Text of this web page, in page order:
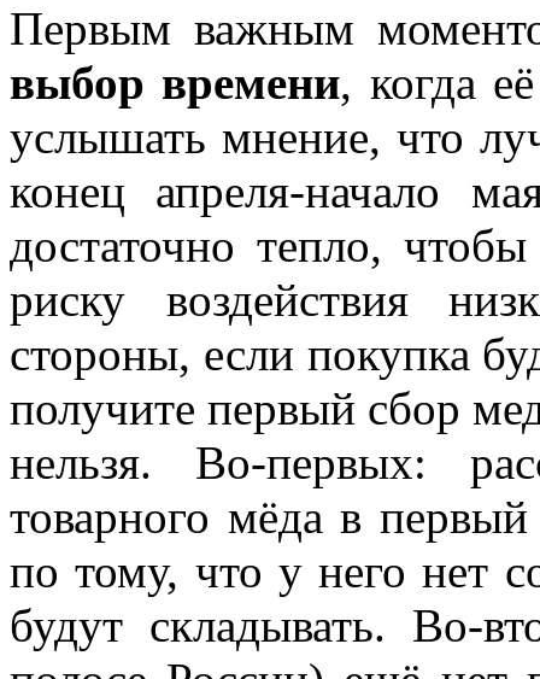
Первым важным
выбор времени, когда
услышать мнение, что
конец апреля-начало
достаточно тепло,
риску воздействия
стороны, если покупка
получите первый сбор
нельзя. Во-первых:
товарного мёда в
по тому, что у него нет
будут складывать. Во-